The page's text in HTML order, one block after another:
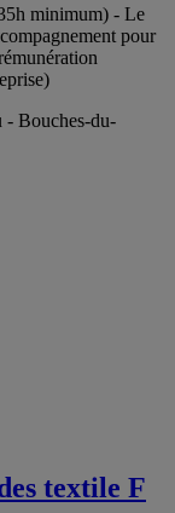
minimum) - Le
pour
- Bouches-du-
textile F